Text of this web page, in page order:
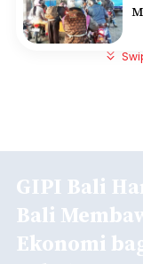
GIPI Bali
Bali
Ekonomi